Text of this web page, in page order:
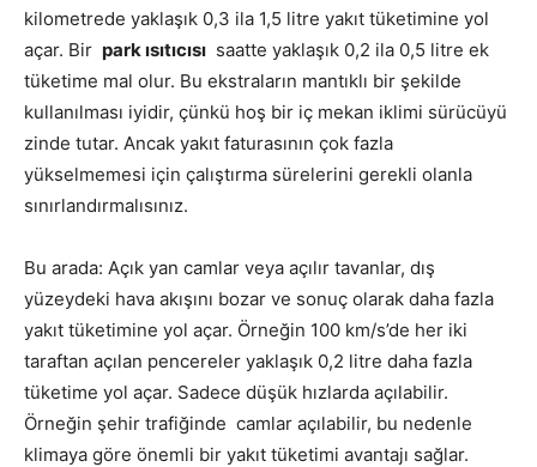
kilometrede yaklaşık 0,3 ila 1,5 litre yakıt tüketimine yol
açar. Bir park ısıtıcısı saatte yaklaşık 0,2 ila 0,5 litre ek
tüketime mal olur. Bu ekstraların mantıklı bir şekilde
kullanılması iyidir, çünkü hoş bir iç mekan iklimi sürücüyü
zinde tutar. Ancak yakıt faturasının çok fazla
yükselmemesi için çalıştırma sürelerini gerekli olanla
sınırlandırmalısınız.
Bu arada: Açık yan camlar veya açılır tavanlar, dış
yüzeydeki hava akışını bozar ve sonuç olarak daha fazla
yakıt tüketimine yol açar. Örneğin 100 km/s’de her iki
taraftan açılan pencereler yaklaşık 0,2 litre daha fazla
tüketime yol açar. Sadece düşük hızlarda açılabilir.
Örneğin şehir trafiğinde camlar açılabilir, bu nedenle
klimaya göre önemli bir yakıt tüketimi avantajı sağlar.